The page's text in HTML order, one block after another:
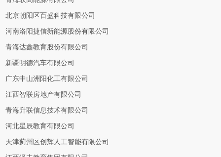
北京朝阳区百盛科技有限公司
河南洛阳捷信新能源股份有限公司
青海达鑫教育股份有限公司
新疆明德汽车有限公司
广东中山洲阳化工有限公司
江西智联房地产有限公司
青海升联信息技术有限公司
河北星辰教育有限公司
天津蓟州区创辉人工智能有限公司